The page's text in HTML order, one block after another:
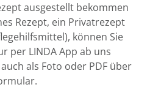
ausgestellt bekommen
Rezept, ein Privatrezept
können Sie
per LINDA App ab uns
als Foto oder PDF über